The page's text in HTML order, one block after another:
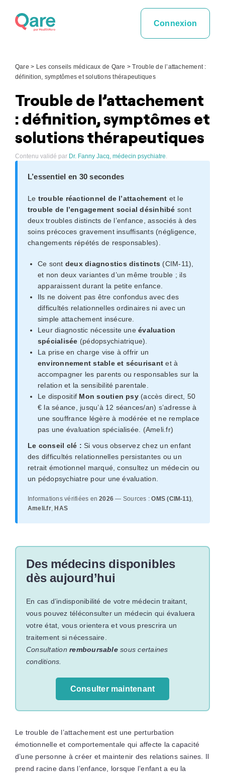
Connexion
Qare > Les conseils médicaux de Qare >Trouble de l’attachement :
définition, symptômes et solutions thérapeutiques
Trouble de l’attachement
: définition, symptômes et
solutions thérapeutiques
Contenu validé par Dr. Fanny Jacq, médecin psychiatre.
L’essentiel en 30 secondes
Le trouble réactionnel de l’attachement et le
trouble de l’engagement social désinhibé sont
deux troubles distincts de l’enfance, associés à des
soins précoces gravement insuffisants (négligence,
changements répétés de responsables).
Ce sont deux diagnostics distincts (CIM-11),
et non deux variantes d’un même trouble ; ils
apparaissent durant la petite enfance.
Ils ne doivent pas être confondus avec des
difficultés relationnelles ordinaires ni avec un
simple attachement insécure.
Leur diagnostic nécessite uneévaluation
spécialisée (pédopsychiatrique).
La prise en charge vise à offrir un
environnement stable et sécurisant et à
accompagner les parents ou responsables sur la
relation et la sensibilité parentale.
Le dispositif Mon soutien psy(accès direct, 50
€ la séance, jusqu’à 12 séances/an) s’adresse à
une souffrance légère à modérée et ne remplace
pas une évaluation spécialisée. (Ameli.fr)
Le conseil clé : Si vous observez chez un enfant
des difficultés relationnelles persistantes ou un
retrait émotionnel marqué, consultez un médecin ou
un pédopsychiatre pour une évaluation.
Informations vérifiées en2026 — Sources :OMS (CIM-11),
Ameli.fr, HAS
Des médecins disponibles
dès aujourd’hui
En cas d’indisponibilité de votre médecin traitant,
vous pouvez téléconsulter un médecin qui évaluera
votre état, vous orientera et vous prescrira un
traitement si nécessaire.
Consultationremboursablesous certaines
conditions.
Consulter maintenant
Le trouble de l’attachement est une perturbation
émotionnelle et comportementale qui affecte la capacité
d’une personne à créer et maintenir des relations saines. Il
prend racine dans l’enfance, lorsque l’enfant a eu la